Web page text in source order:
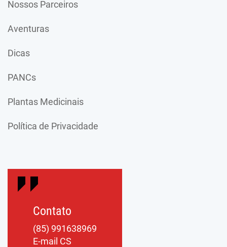
Nossos Parceiros
Aventuras
Dicas
PANCs
Plantas Medicinais
Política de Privacidade
Contato
(85) 991638969
E-mail CS